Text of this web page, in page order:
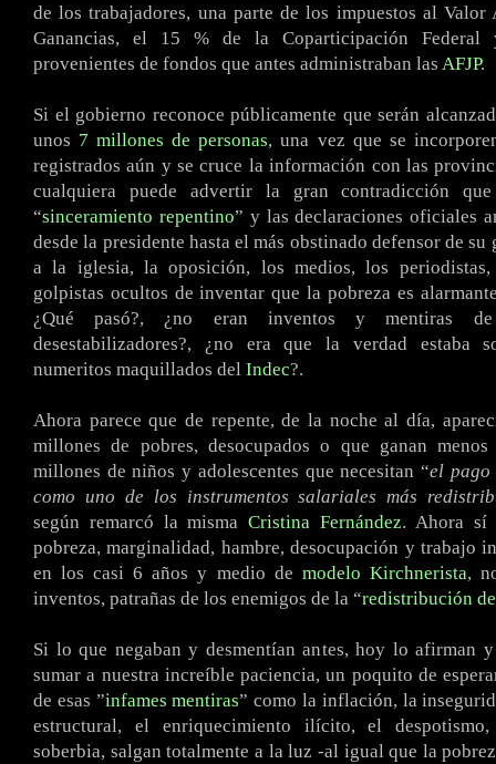
de los trabajadores, una parte de los impuestos al Valor
Ganancias, el 15 % de la Coparticipación Federal
provenientes de fondos que antes administraban las AFJP.
Si el gobierno reconoce públicamente que serán
unos 7 millones de personas, una vez que se
registrados aún y se cruce la información con las
cualquiera puede advertir la gran contradicción
“sinceramiento repentino” y las declaraciones oficiales
desde la presidente hasta el más obstinado defensor de su
a la iglesia, la oposición, los medios, los
golpistas ocultos de inventar que la pobreza es
¿Qué pasó?, ¿no eran inventos y mentiras
desestabilizadores?, ¿no era que la verdad estaba
numeritos maquillados del Indec?.
Ahora parece que de repente, de la noche al día,
millones de pobres, desocupados o que ganan
millones de niños y adolescentes que necesitan “el pago
como uno de los instrumentos salariales más
según remarcó la mismaCristina Fernández. Ahora sí
pobreza, marginalidad, hambre, desocupación y trabajo
en los casi 6 años y medio de modelo Kirchnerista,
inventos, patrañas de los enemigos de la “redistribución
Si lo que negaban y desmentían antes, hoy lo afirman
sumar a nuestra increíble paciencia, un poquito de
de esas ”infames mentiras” como la inflación, la
estructural, el enriquecimiento ilícito, el
soberbia, salgan totalmente a la luz -al igual que la